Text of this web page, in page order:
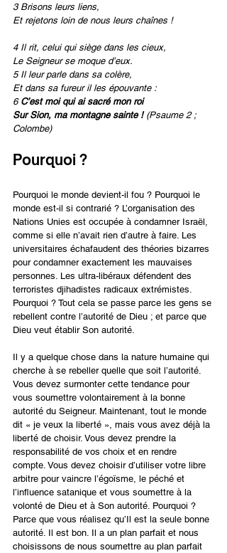
3 Brisons leurs liens,
Et rejetons loin de nous leurs chaînes !
4 Il rit, celui qui siège dans les cieux,
Le Seigneur se moque d’eux.
5 Il leur parle dans sa colère,
Et dans sa fureur il les épouvante :
6 C’est moi qui ai sacré mon roi
Sur Sion, ma montagne sainte ! (Psaume 2 ;
Colombe)
Pourquoi ?
Pourquoi le monde devient-il fou ? Pourquoi le
monde est-il si contrarié ? L’organisation des
Nations Unies est occupée à condamner Israël,
comme si elle n’avait rien d’autre à faire. Les
universitaires échafaudent des théories bizarres
pour condamner exactement les mauvaises
personnes. Les ultra-libéraux défendent des
terroristes djihadistes radicaux extrémistes.
Pourquoi ? Tout cela se passe parce les gens se
rebellent contre l’autorité de Dieu ; et parce que
Dieu veut établir Son autorité.
Il y a quelque chose dans la nature humaine qui
cherche à se rebeller quelle que soit l’autorité.
Vous devez surmonter cette tendance pour
vous soumettre volontairement à la bonne
autorité du Seigneur. Maintenant, tout le monde
dit « je veux la liberté », mais vous avez déjà la
liberté de choisir. Vous devez prendre la
responsabilité de vos choix et en rendre
compte. Vous devez choisir d’utiliser votre libre
arbitre pour vaincre l’égoïsme, le péché et
l’influence satanique et vous soumettre à la
volonté de Dieu et à Son autorité. Pourquoi ?
Parce que vous réalisez qu’Il est la seule bonne
autorité. Il est bon. Il a un plan parfait et nous
choisissons de nous soumettre au plan parfait